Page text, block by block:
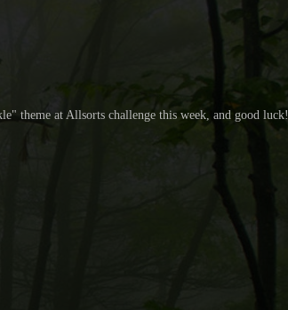
theme at Allsorts challenge this week, and good luck!